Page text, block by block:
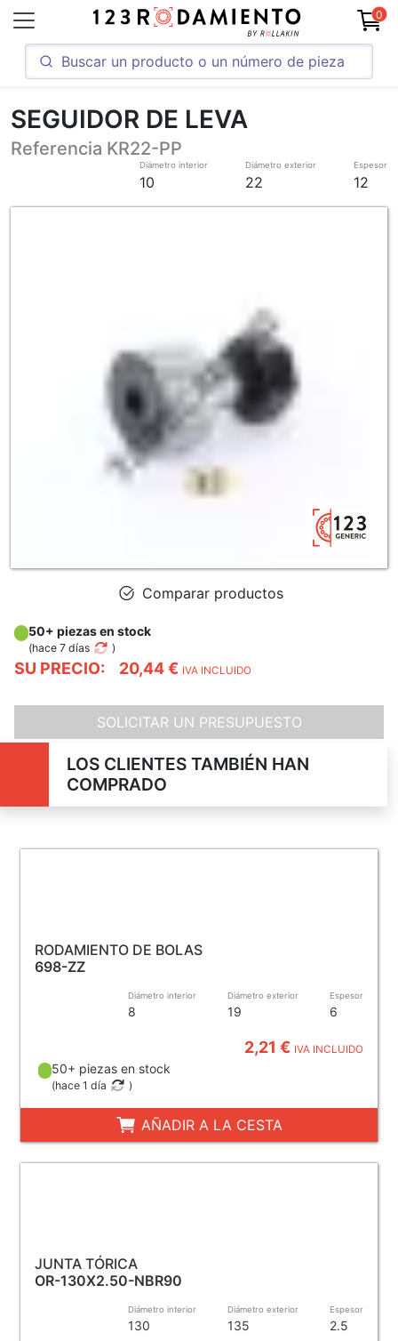
0
SEGUIDOR DE LEVA
Referencia KR22-PP
Diámetro interior
10
Diámetro exterior
22
Espesor
12
Comparar productos
SU PRECIO: 20,44 € IVA INCLUIDO
50+ piezas en stock
(hace 7 días )
SOLICITAR UN PRESUPUESTO
LOS CLIENTES TAMBIÉN HAN
COMPRADO
RODAMIENTO DE BOLAS
698-ZZ
Diámetro interior
8
Diámetro exterior
19
Espesor
6
2,21 € IVA INCLUIDO
50+ piezas en stock
(hace 1 día )
AÑADIR A LA CESTA
JUNTA TÓRICA
OR-130X2.50-NBR90
Diámetro interior
130
Diámetro exterior
135
Espesor
2.5